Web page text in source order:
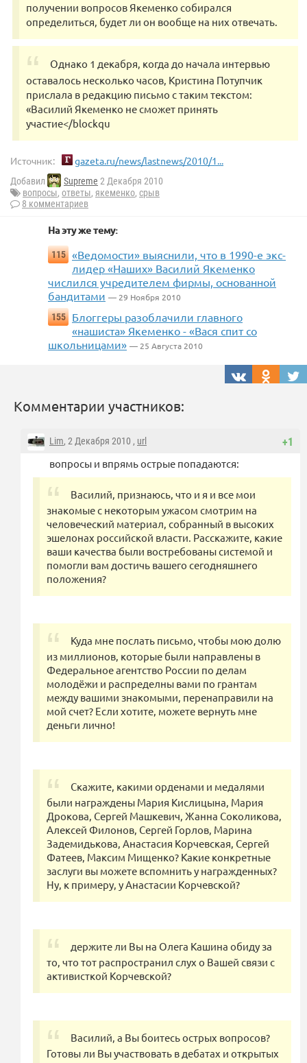
получении вопросов Якеменко собирался
определиться, будет ли он вообще на них отвечать.
Однако 1 декабря, когда до начала интервью
оставалось несколько часов, Кристина Потупчик
прислала в редакцию письмо с таким текстом:
«Василий Якеменко не сможет принять
участие</blockqu
Источник: gazeta.ru/news/lastnews/2010/1...
Добавил Supreme 2 Декабря 2010
вопросы, ответы, якеменко, срыв
8 комментариев
На эту же тему:
115 «Ведомости» выяснили, что в 1990-е экс-
лидер «Наших» Василий Якеменко
числился учредителем фирмы, основанной
бандитами — 29 Ноября 2010
155
Блоггеры разоблачили главного
«нашиста» Якеменко - «Вася спит со
школьницами» — 25 Августа 2010
Комментарии участников:
+1
Lim, 2 Декабря 2010 , url
вопросы и впрямь острые попадаются:
Василий, признаюсь, что и я и все мои
знакомые с некоторым ужасом смотрим на
человеческий материал, собранный в высоких
эшелонах российской власти. Расскажите, какие
ваши качества были востребованы системой и
помогли вам достичь вашего сегодняшнего
положения?
Куда мне послать письмо, чтобы мою долю
из миллионов, которые были направлены в
Федеральное агентство России по делам
молодёжи и распределны вами по грантам
между вашими знакомыми, перенаправили на
мой счет? Если хотите, можете вернуть мне
деньги лично!
Скажите, какими орденами и медалями
были награждены Мария Кислицына, Мария
Дрокова, Сергей Машкевич, Жанна Соколикова,
Алексей Филонов, Сергей Горлов, Марина
Задемидькова, Анастасия Корчевская, Сергей
Фатеев, Максим Мищенко? Какие конкретные
заслуги вы можете вспомнить у награжденных?
Ну, к примеру, у Анастасии Корчевской?
держите ли Вы на Олега Кашина обиду за
то, что тот распространил слух о Вашей связи с
активисткой Корчевской?
Василий, а Вы боитесь острых вопросов?
Готовы ли Вы участвовать в дебатах и открытых